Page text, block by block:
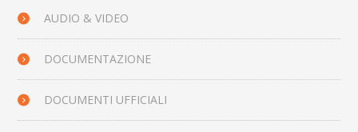
AUDIO & VIDEO
DOCUMENTAZIONE
DOCUMENTI UFFICIALI